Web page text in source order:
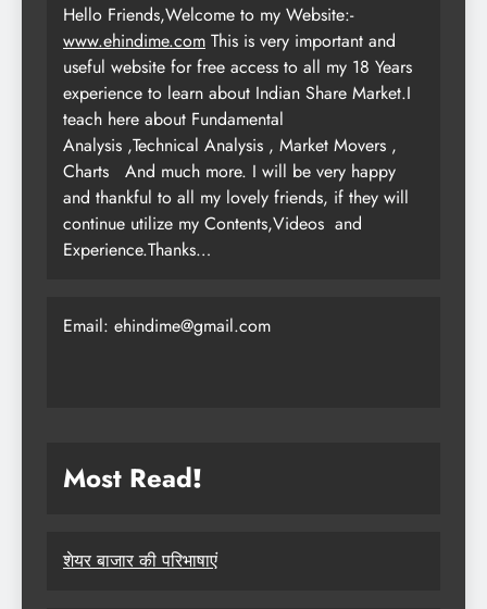
Hello Friends,Welcome to my Website:-
www.ehindime.com This is very important and
useful website for free access to all my 18 Years
experience to learn about Indian Share Market.I
teach here about Fundamental
Analysis ,Technical Analysis , Market Movers ,
Charts
And much more. I will be very happy
and thankful to all my lovely friends, if they will
continue utilize my Contents,Videos and
Experience.Thanks…
Email: ehindime@gmail.com
Most Read!
शेयर बाजार की परिभाषाएं